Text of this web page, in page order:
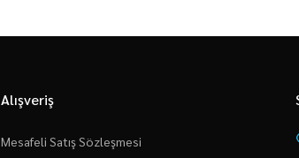
Alışveriş
Mesafeli Satış Sözleşmesi